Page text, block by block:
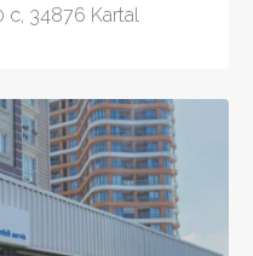
c, 34876 Kartal